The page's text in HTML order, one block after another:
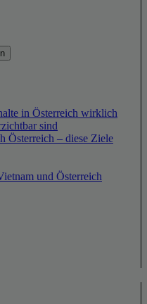
in Österreich wirklich
sind
Österreich – diese Ziele
und Österreich